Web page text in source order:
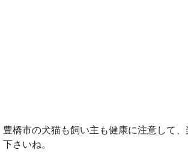
豊橋市の犬猫も飼い主も健康に注意して
下さいね。